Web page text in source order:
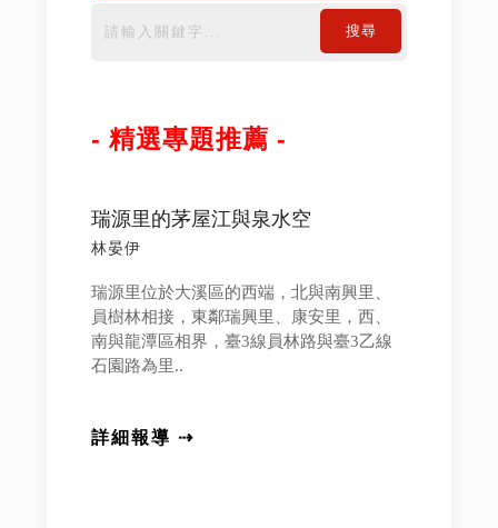
搜尋
- 精選專題推薦 -
瑞源里的茅屋江與泉水空
林晏伊
瑞源里位於大溪區的西端，北與南興里、
員樹林相接，東鄰瑞興里、康安里，西、
南與龍潭區相界，臺3線員林路與臺3乙線
石園路為里..
詳細報導 ⇢